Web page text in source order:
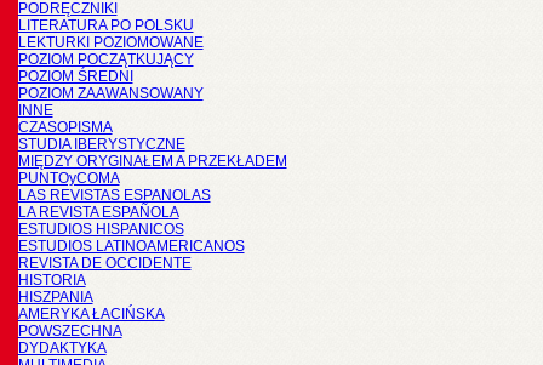
PODRĘCZNIKI
LITERATURA PO POLSKU
LEKTURKI POZIOMOWANE
POZIOM POCZĄTKUJĄCY
POZIOM ŚREDNI
POZIOM ZAAWANSOWANY
INNE
CZASOPISMA
STUDIA IBERYSTYCZNE
MIĘDZY ORYGINAŁEM A PRZEKŁADEM
PUNTOyCOMA
LAS REVISTAS ESPANOLAS
LA REVISTA ESPAÑOLA
ESTUDIOS HISPANICOS
ESTUDIOS LATINOAMERICANOS
REVISTA DE OCCIDENTE
HISTORIA
HISZPANIA
AMERYKA ŁACIŃSKA
POWSZECHNA
DYDAKTYKA